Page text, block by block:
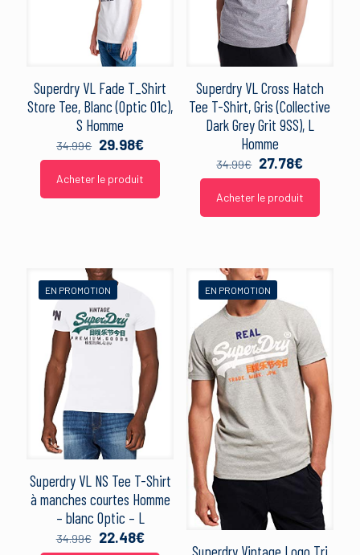
Superdry VL Fade T_Shirt
Store Tee, Blanc (Optic 01c),
S Homme
34.99€ Le
prix
initial
était :
29.98€Le
prix
est :
Acheter le produit
Superdry VL Cross Hatch
Tee T-Shirt, Gris (Collective
Dark Grey Grit 9SS), L
Homme
34.99€ Le
prix
initial
était :
27.78€Le
prix
actuel
est :
Acheter le produit
EN PROMOTION
Superdry VL NS Tee T-Shirt
à manches courtes Homme
– blanc Optic – L
34.99€
Le
22.48€Le
EN PROMOTION